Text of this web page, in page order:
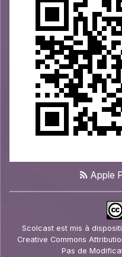
Apple
Scolcast est mis à
Creative Commons
Pas de